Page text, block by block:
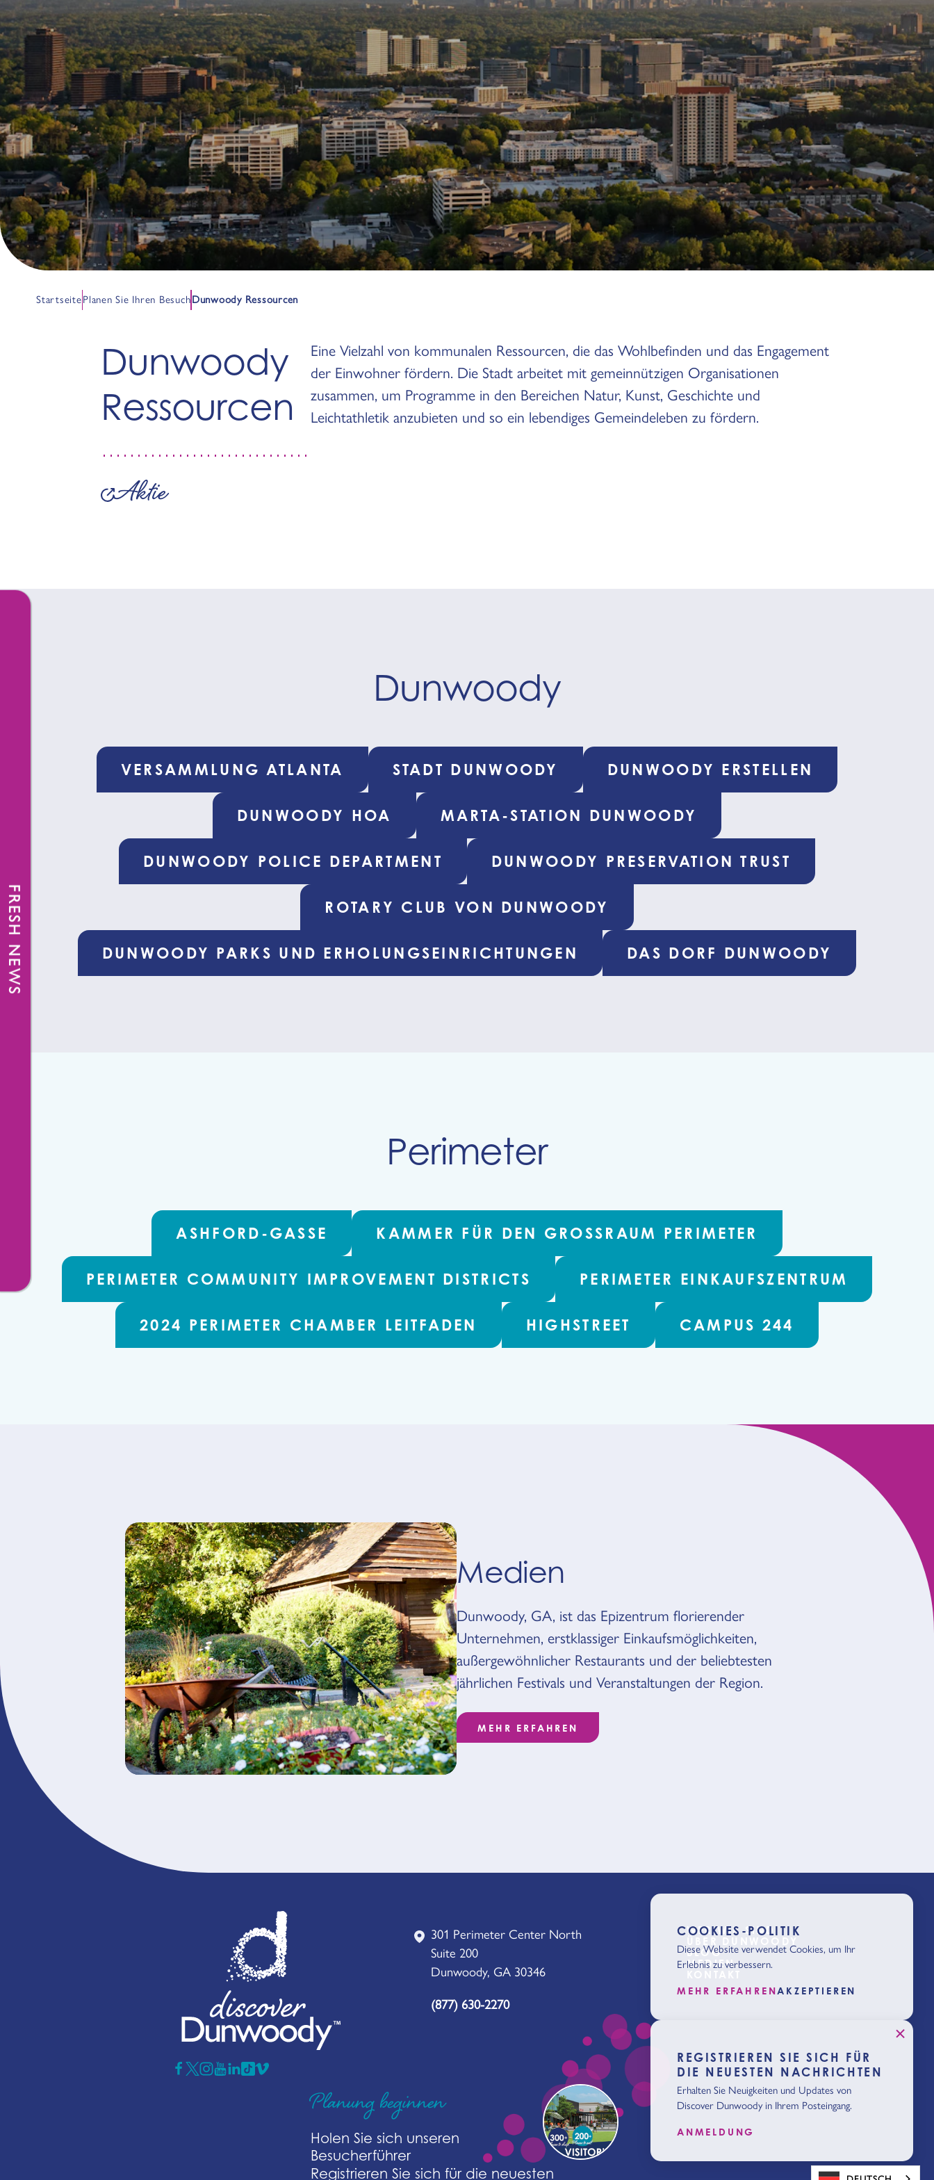
StartseitePlanen Sie Ihren BesuchDunwoody Ressourcen
Dunwoody
Ressourcen
Aktie
Eine Vielzahl von kommunalen Ressourcen, die das Wohlbefinden und das Engagement
der Einwohner fördern. Die Stadt arbeitet mit gemeinnützigen Organisationen
zusammen, um Programme in den Bereichen Natur, Kunst, Geschichte und
Leichtathletik anzubieten und so ein lebendiges Gemeindeleben zu fördern.
Dunwoody
VERSAMMLUNG ATLANTA STADT DUNWOODY DUNWOODY ERSTELLEN
DUNWOODY HOA MARTA-STATION DUNWOODY
DUNWOODY POLICE DEPARTMENT DUNWOODY PRESERVATION TRUST
ROTARY CLUB VON DUNWOODY
DUNWOODY PARKS UND ERHOLUNGSEINRICHTUNGEN DAS DORF DUNWOODY
Perimeter
ASHFORD-GASSE KAMMER FÜR DEN GROSSRAUM PERIMETER
PERIMETER COMMUNITY IMPROVEMENT DISTRICTS PERIMETER EINKAUFSZENTRUM
2024 PERIMETER CHAMBER LEITFADEN HIGHSTREET CAMPUS 244
Medien
Dunwoody, GA, ist das Epizentrum florierender
Unternehmen, erstklassiger Einkaufsmöglichkeiten,
außergewöhnlicher Restaurants und der beliebtesten
jährlichen Festivals und Veranstaltungen der Region.
MEHR ERFAHREN
301 Perimeter Center North
Suite 200
Dunwoody, GA 30346
(877) 630-2270
WER WIR SIND
BLOG
MEDIEN
Planung beginnen
Holen Sie sich unseren
Besucherführer
Registrieren Sie sich für die neuesten
COOKIES-POLITIK
Diese Website verwendet Cookies, um Ihr
Erlebnis zu verbessern.
MEHR ERFAHRENAKZEPTIEREN
REGISTRIEREN SIE SICH FÜR
DIE NEUESTEN NACHRICHTEN
Erhalten Sie Neuigkeiten und Updates von
Discover Dunwoody in Ihrem Posteingang.
ANMELDUNG
FRESH NEWS